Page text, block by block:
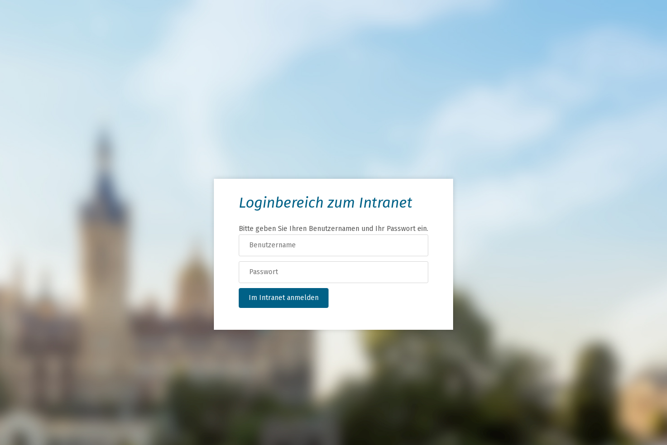
Loginbereich zum Intranet
Bitte geben Sie Ihren Benutzernamen und Ihr Passwort ein.
Im Intranet anmelden